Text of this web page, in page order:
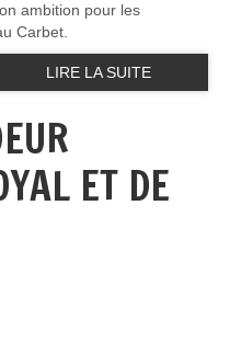
ambition pour les
Carbet.
LIRE LA SUITE
ET DE